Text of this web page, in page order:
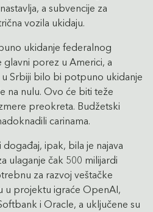
a subvencije za
vozila ukidaju.
ukidanje federalnog
porez u Americi, a
Srbiji bilo bi potpuno ukidanje
na nulu. Ovo će biti teže
preokreta. Budžetski
carinama.
ipak, bila je najava
ulaganje čak 500 milijardi
za razvoj veštačke
u projektu igraće OpenAI,
i Oracle, a uključene su